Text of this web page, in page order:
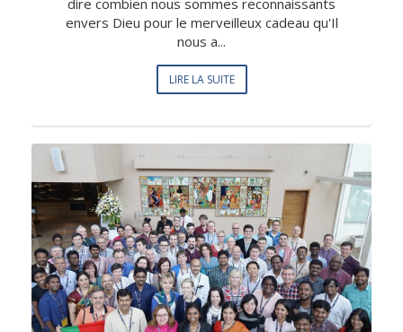
dire combien nous sommes reconnaissants
envers Dieu pour le merveilleux cadeau qu'Il
nous a...
LIRE LA SUITE